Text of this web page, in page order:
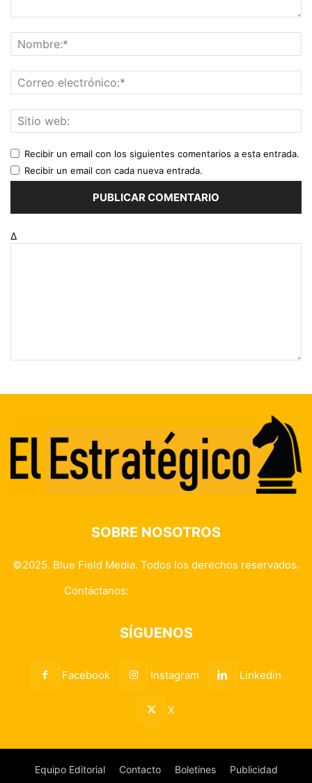
Recibir un email con los siguientes comentarios a esta entrada.
Recibir un email con cada nueva entrada.
Δ
SOBRE NOSOTROS
©2025. Blue Field Media. Todos los derechos reservados.
Contáctanos:
SÍGUENOS
Facebook Instagram Linkedin
X
Equipo Editorial Contacto Boletines Publicidad